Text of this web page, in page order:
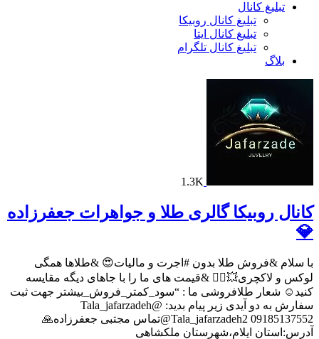
تبلیغ کانال
تبلیغ کانال روبیکا
تبلیغ کانال ایتا
تبلیغ کانال تلگرام
بلاگ
1.3K
کانال روبیکا گالری طلا و جواهرات جعفرزاده
💎
با سلام &فروش طلا بدون #اجرت و مالیات😍 &طلاها همگی
لوکس و لاکچری💥❤️‍🔥 &قیمت های ما را با جاهای دیگه مقایسه
کنید☺️ شعار طلافروشی ما : “سود_کمتر_فروش_بیشتر جهت ثبت
سفارش به دو آیدی زیر پیام بدید: @Tala_jafarzadeh
@Tala_jafarzadeh2 09185137552تماس مجتبی جعفرزاده🙏
آدرس:استان ایلام،شهرستان ملکشاهی